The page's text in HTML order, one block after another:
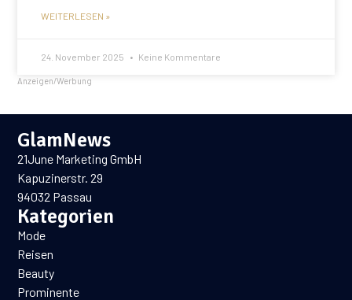
WEITERLESEN »
24. November 2025 Keine Kommentare
Anzeigen/Werbung
GlamNews
21June Marketing GmbH
Kapuzinerstr. 29
94032 Passau
Kategorien
Mode
Reisen
Beauty
Prominente